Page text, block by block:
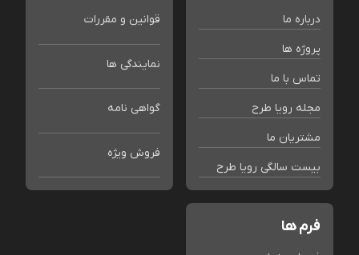
درباره ما
پروژه ها
تماس با ما
مجله رویا طرح
مشتریان ما
بیست سالگی رویا طرح
قوانین و مقررات
نمایندگی ها
گواهی نامه
فروش ویژه
فرم ها